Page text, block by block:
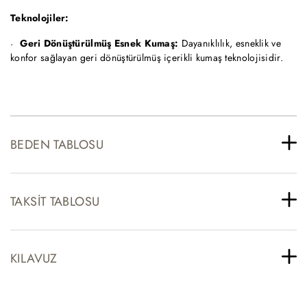
Teknolojiler:
Geri Dönüştürülmüş Esnek Kumaş: Dayanıklılık, esneklik ve
konfor sağlayan geri dönüştürülmüş içerikli kumaş teknolojisidir.
BEDEN TABLOSU
TAKSIT TABLOSU
KILAVUZ